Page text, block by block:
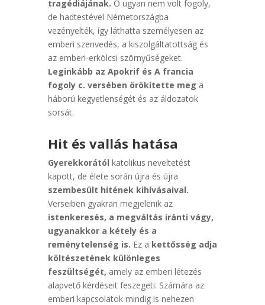
tragédiájának. Ő ugyan nem volt fogoly,
de hadtestével Németországba
vezényelték, így láthatta személyesen az
emberi szenvedés, a kiszolgáltatottság és
az emberi-erkölcsi szörnyűségeket.
Leginkább az Apokrif és A francia
fogoly c. versében örökítette meg a
háború kegyetlenségét és az áldozatok
sorsát.
Hit és vallás hatása
Gyerekkorától katolikus neveltetést
kapott, de élete során újra és újra
szembesült hitének kihívásaival.
Verseiben gyakran megjelenik az
istenkeresés, a megváltás iránti vágy,
ugyanakkor a kétely és a
reménytelenség is. Ez a kettősség adja
költészetének különleges
feszültségét, amely az emberi létezés
alapvető kérdéseit feszegeti. Számára az
emberi kapcsolatok mindig is nehezen